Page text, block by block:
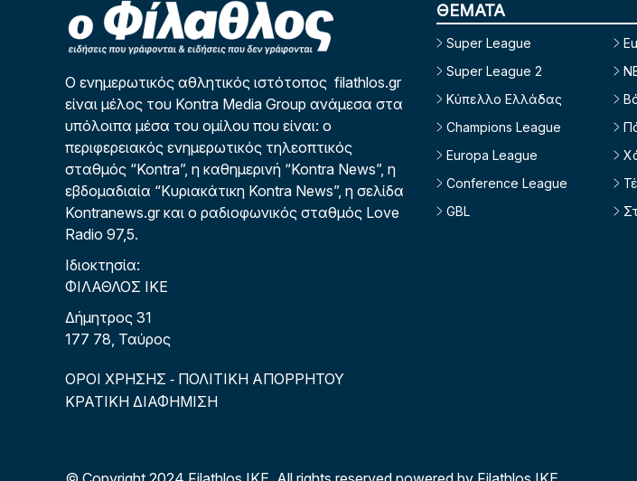
Ο ενημερωτικός αθλητικός ιστότοπος filathlos.gr
είναι μέλος του Kontra Media Group ανάμεσα στα
υπόλοιπα μέσα του ομίλου που είναι: ο
περιφερειακός ενημερωτικός τηλεοπτικός
σταθμός “Kontra”, η καθημερινή “Kontra News”, η
εβδομαδιαία “Κυριακάτικη Kontra News”, η σελίδα
Kontranews.gr και ο ραδιοφωνικός σταθμός Love
Radio 97,5.
Ιδιοκτησία:
ΦΙΛΑΘΛΟΣ ΙΚΕ
Δήμητρος 31
177 78, Ταύρος
ΟΡΟΙ ΧΡΗΣΗΣ - ΠΟΛΙΤΙΚΗ ΑΠΟΡΡΗΤΟΥ
ΚΡΑΤΙΚΗ ΔΙΑΦΗΜΙΣΗ
ΘΕΜΑΤΑ
Super League
Super League 2
Κύπελλο Ελλάδας
Champions League
Europa League
Conference League
GBL